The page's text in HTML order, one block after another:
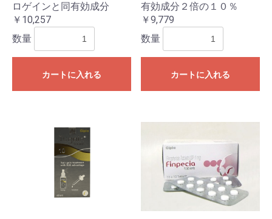
ロゲインと同有効成分
￥10,257
数量
カートに入れる
有効成分２倍の１０％
￥9,779
数量
カートに入れる